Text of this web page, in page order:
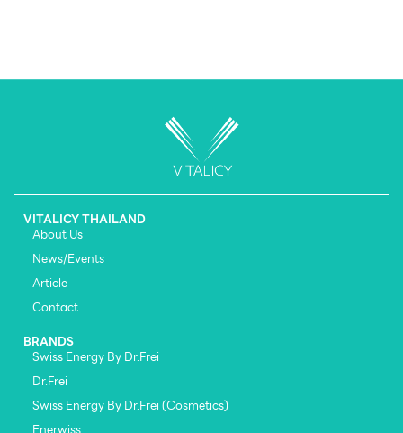
VITALICY THAILAND
About Us
News/Events
Article
Contact
BRANDS
Swiss Energy By Dr.Frei
Dr.Frei
Swiss Energy By Dr.Frei (Cosmetics)